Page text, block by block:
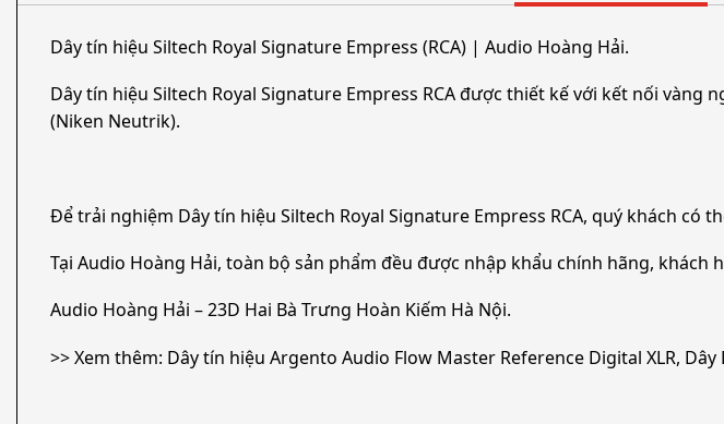
Dây tín hiệu Siltech Royal Signature Empress (RCA) | Audio Hoàng Hải.
Dây tín hiệu Siltech Royal Signature Empress RCA được thiết kế với kết nối vàng
(Niken Neutrik).
Để trải nghiệm Dây tín hiệu Siltech Royal Signature Empress RCA, quý khách
Tại Audio Hoàng Hải, toàn bộ sản phẩm đều được nhập khẩu chính hãng,
Audio Hoàng Hải – 23D Hai Bà Trưng Hoàn Kiếm Hà Nội.
>> Xem thêm: Dây tín hiệu Argento Audio Flow Master Reference Digital XLR,